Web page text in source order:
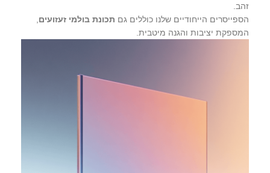
זהב.
הספייסרים הייחודיים שלנו כוללים גם תכונת בולמי זעזועים
המספקת יציבות והגנה מיטבית.